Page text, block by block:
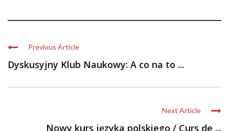
Previous Article
Dyskusyjny Klub Naukowy: A co na to ...
Next Article
Nowy kurs języka polskiego / Curs de ...